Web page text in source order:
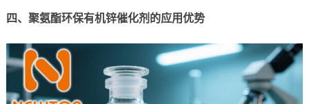
四、聚氨酯环保有机锌催化剂的应用优势